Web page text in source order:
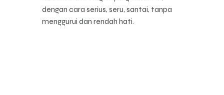
dengan cara serius, seru, santai, tanpa
menggurui dan rendah hati.